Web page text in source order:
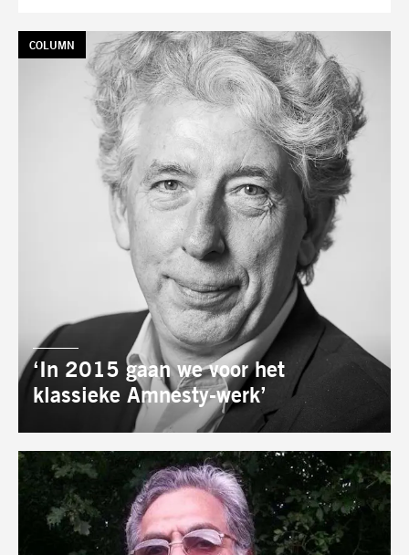
‘In 2015 gaan we voor het
klassieke Amnesty-werk’
TAG:
COLUMN
AUTEUR: